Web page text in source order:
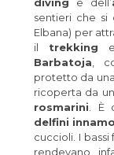
sentieri che si
Elbana) per
il trekking
Barbatoja ,
protetto da
ricoperta da
rosmarini . È
delfini
cuccioli. I
rendevano